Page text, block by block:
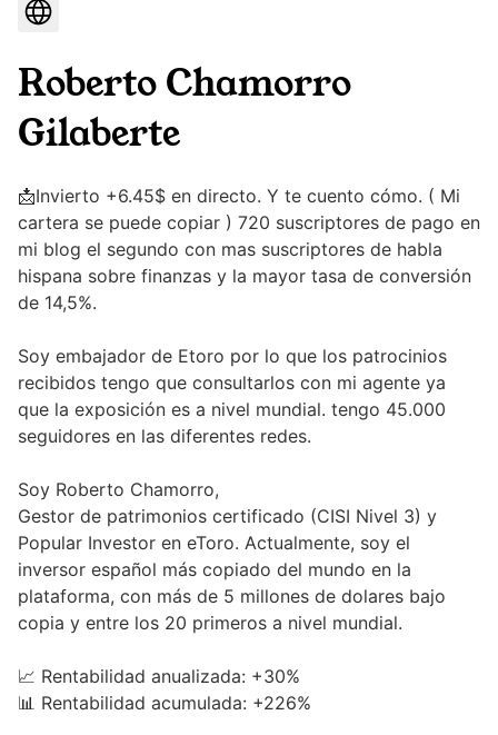
Roberto Chamorro
Gilaberte
📩Invierto +6.45$ en directo. Y te cuento cómo. ( Mi
cartera se puede copiar ) 720 suscriptores de pago en
mi blog el segundo con mas suscriptores de habla
hispana sobre finanzas y la mayor tasa de conversión
de 14,5%.
Soy embajador de Etoro por lo que los patrocinios
recibidos tengo que consultarlos con mi agente ya
que la exposición es a nivel mundial. tengo 45.000
seguidores en las diferentes redes.
Soy Roberto Chamorro,
Gestor de patrimonios certificado (CISI Nivel 3) y
Popular Investor en eToro. Actualmente, soy el
inversor español más copiado del mundo en la
plataforma, con más de 5 millones de dolares bajo
copia y entre los 20 primeros a nivel mundial.
📈 Rentabilidad anualizada: +30%
📊 Rentabilidad acumulada: +226%